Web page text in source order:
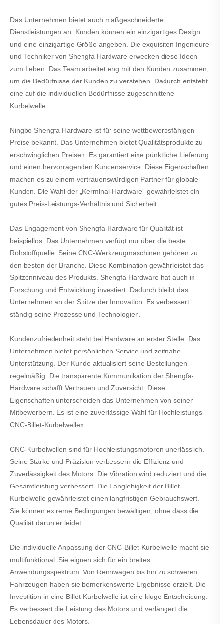
Das Unternehmen bietet auch maßgeschneiderte
Dienstleistungen an. Kunden können ein einzigartiges Design
und eine einzigartige Größe angeben. Die exquisiten Ingenieure
und Techniker von Shengfa Hardware erwecken diese Ideen
zum Leben. Das Team arbeitet eng mit den Kunden zusammen,
um die Bedürfnisse der Kunden zu verstehen. Dadurch entsteht
eine auf die individuellen Bedürfnisse zugeschnittene
Kurbelwelle.
Ningbo Shengfa Hardware ist für seine wettbewerbsfähigen
Preise bekannt. Das Unternehmen bietet Qualitätsprodukte zu
erschwinglichen Preisen. Es garantiert eine pünktliche Lieferung
und einen hervorragenden Kundenservice. Diese Eigenschaften
machen es zu einem vertrauenswürdigen Partner für globale
Kunden. Die Wahl der „Kerminal-Hardware“ gewährleistet ein
gutes Preis-Leistungs-Verhältnis und Sicherheit.
Das Engagement von Shengfa Hardware für Qualität ist
beispiellos. Das Unternehmen verfügt nur über die beste
Rohstoffquelle. Seine CNC-Werkzeugmaschinen gehören zu
den besten der Branche. Diese Kombination gewährleistet das
Spitzenniveau des Produkts. Shengfa Hardware hat auch in
Forschung und Entwicklung investiert. Dadurch bleibt das
Unternehmen an der Spitze der Innovation. Es verbessert
ständig seine Prozesse und Technologien.
Kundenzufriedenheit steht bei Hardware an erster Stelle. Das
Unternehmen bietet persönlichen Service und zeitnahe
Unterstützung. Der Kunde aktualisiert seine Bestellungen
regelmäßig. Die transparente Kommunikation der Shengfa-
Hardware schafft Vertrauen und Zuversicht. Diese
Eigenschaften unterscheiden das Unternehmen von seinen
Mitbewerbern. Es ist eine zuverlässige Wahl für Hochleistungs-
CNC-Billet-Kurbelwellen.
CNC-Kurbelwellen sind für Hochleistungsmotoren unerlässlich.
Seine Stärke und Präzision verbessern die Effizienz und
Zuverlässigkeit des Motors. Die Vibration wird reduziert und die
Gesamtleistung verbessert. Die Langlebigkeit der Billet-
Kurbelwelle gewährleistet einen langfristigen Gebrauchswert.
Sie können extreme Bedingungen bewältigen, ohne dass die
Qualität darunter leidet.
Die individuelle Anpassung der CNC-Billet-Kurbelwelle macht sie
multifunktional. Sie eignen sich für ein breites
Anwendungsspektrum. Von Rennwagen bis hin zu schweren
Fahrzeugen haben sie bemerkenswerte Ergebnisse erzielt. Die
Investition in eine Billet-Kurbelwelle ist eine kluge Entscheidung.
Es verbessert die Leistung des Motors und verlängert die
Lebensdauer des Motors.